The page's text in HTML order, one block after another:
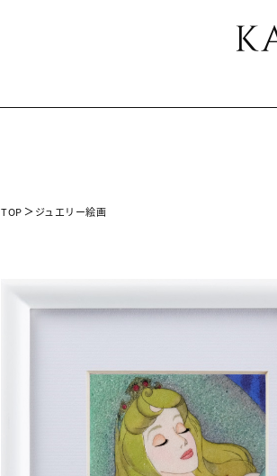
TOP ジュエリー絵画